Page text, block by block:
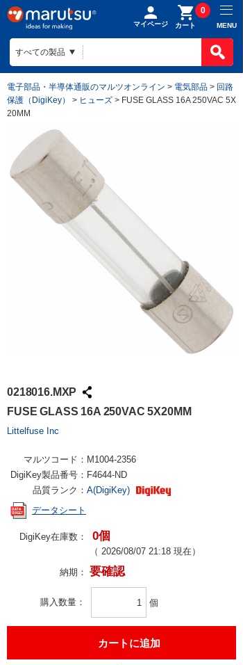
マイページ カート
0
MENU
電子部品・半導体通販のマルツオンライン > 電気部品 > 回路
保護（DigiKey）
> ヒューズ > FUSE GLASS 16A 250VAC 5X
20MM
0218016.MXP
FUSE GLASS 16A 250VAC 5X20MM
Littelfuse Inc
マルツコード： M1004-2356
DigiKey製品番号： F4644-ND
品質ランク： A(DigiKey)
データシート
DigiKey在庫数： 0個
（ 2026/08/07 21:18 現在）
納期： 要確認
購入数量 個